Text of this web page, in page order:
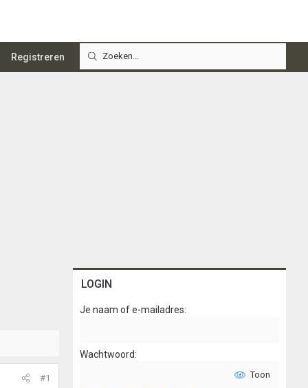
Registreren
#1
LOGIN
Je naam of e-mailadres
Wachtwoord
Toon